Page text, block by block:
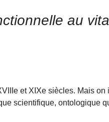
au
et XIXe siècles. Mais on
scientifique, ontologique